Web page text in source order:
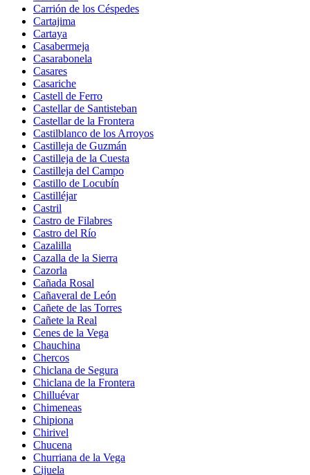
Carrión de los Céspedes
Cartajima
Cartaya
Casabermeja
Casarabonela
Casares
Casariche
Castell de Ferro
Castellar de Santisteban
Castellar de la Frontera
Castilblanco de los Arroyos
Castilleja de Guzmán
Castilleja de la Cuesta
Castilleja del Campo
Castillo de Locubín
Castilléjar
Castril
Castro de Filabres
Castro del Río
Cazalilla
Cazalla de la Sierra
Cazorla
Cañada Rosal
Cañaveral de León
Cañete de las Torres
Cañete la Real
Cenes de la Vega
Chauchina
Chercos
Chiclana de Segura
Chiclana de la Frontera
Chilluévar
Chimeneas
Chipiona
Chirivel
Chucena
Churriana de la Vega
Cijuela